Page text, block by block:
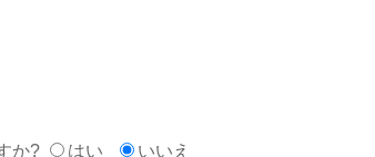
か?
はい いいえ